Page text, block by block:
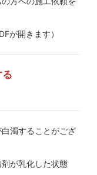
が開きます）
濁することがござ
が乳化した状態